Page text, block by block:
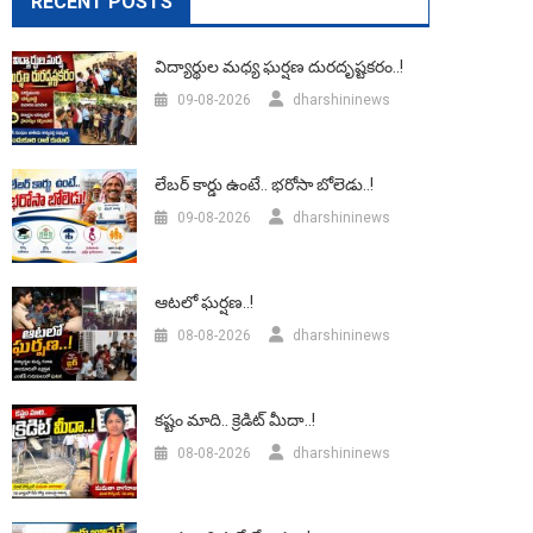
విద్యార్థుల మధ్య ఘర్షణ దురదృష్టకరం..!
09-08-2026 dharshininews
లేబర్‌ కార్డు ఉంటే.. భరోసా బోలెడు..!
09-08-2026 dharshininews
ఆటలో ఘర్షణ..!
08-08-2026 dharshininews
కష్టం మాది.. క్రెడిట్ మీదా..!
08-08-2026 dharshininews